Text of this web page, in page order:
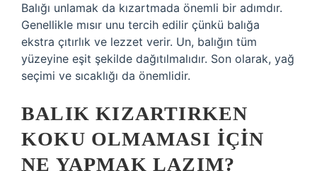
Balığı unlamak da kızartmada önemli bir adımdır.
Genellikle mısır unu tercih edilir çünkü balığa
ekstra çıtırlık ve lezzet verir. Un, balığın tüm
yüzeyine eşit şekilde dağıtılmalıdır. Son olarak, yağ
seçimi ve sıcaklığı da önemlidir.
BALIK KIZARTIRKEN
KOKU OLMAMASI IÇIN
NE YAPMAK LAZIM?